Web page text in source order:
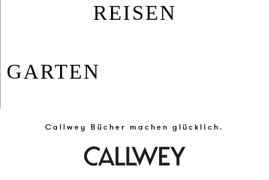
REISEN
GARTEN
Callwey Bücher machen glücklich.